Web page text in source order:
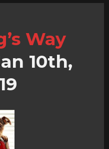
Way
10th,